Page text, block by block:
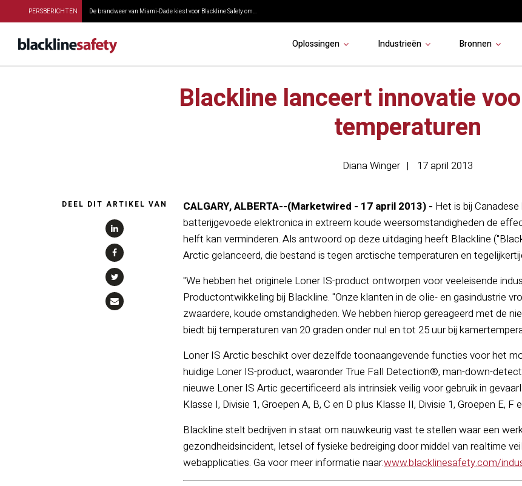
PERSBERICHTEN De brandweer van Miami-Dade kiest voor Blackline Safety om...
Oplossingen Industrieën Bronnen
Blackline lanceert innovatie
temperaturen
Diana Winger 17 april 2013
DEEL DIT ARTIKEL VAN CALGARY, ALBERTA--(Marketwired - 17 april 2013) - Het is bij
batterijgevoede elektronica in extreem koude weersomstandigheden de
helft kan verminderen. Als antwoord op deze uitdaging heeft Blackline
Arctic gelanceerd, die bestand is tegen arctische temperaturen en
"We hebben het originele Loner IS-product ontworpen voor veeleisende
Productontwikkeling bij Blackline. "Onze klanten in de olie- en gasindustrie
zwaardere, koude omstandigheden. We hebben hierop gereageerd met de
biedt bij temperaturen van 20 graden onder nul en tot 25 uur bij
Loner IS Arctic beschikt over dezelfde toonaangevende functies voor het
huidige Loner IS-product, waaronder True Fall Detection®, man-down-
nieuwe Loner IS Artic gecertificeerd als intrinsiek veilig voor gebruik in
Klasse I, Divisie 1, Groepen A, B, C en D plus Klasse II, Divisie 1, Groepen E, F
Blackline stelt bedrijven in staat om nauwkeurig vast te stellen waar een
gezondheidsincident, letsel of fysieke bedreiging door middel van realtime
webapplicaties. Ga voor meer informatie naar:www.blacklinesafety.com/